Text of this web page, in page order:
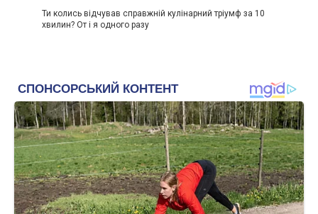
Ти колись відчував справжній кулінарний тріумф за 10
хвилин? От і я одного разу